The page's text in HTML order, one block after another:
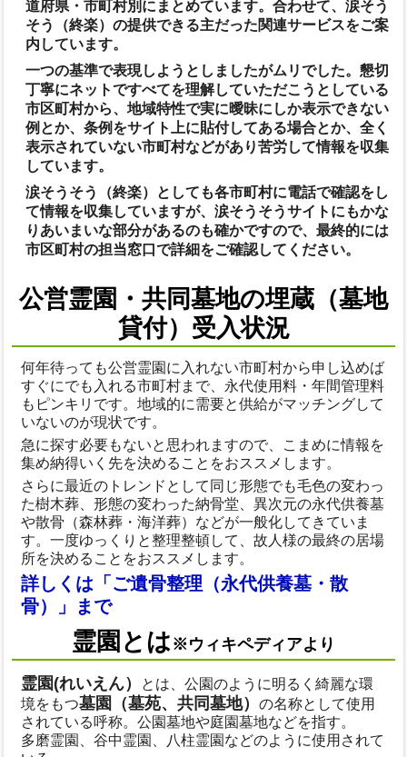
道府県・市町村別にまとめています。合わせて、涙そう
そう（終楽）の提供できる主だった関連サービスをご案
内しています。
一つの基準で表現しようとしましたがムリでした。懇切
丁寧にネットですべてを理解していただこうとしている
市区町村から、地域特性で実に曖昧にしか表示できない
例とか、条例をサイト上に貼付してある場合とか、全く
表示されていない市町村などがあり苦労して情報を収集
しています。
涙そうそう（終楽）としても各市町村に電話で確認をし
て情報を収集していますが、涙そうそうサイトにもかな
りあいまいな部分があるのも確かですので、最終的には
市区町村の担当窓口で詳細をご確認してください。
公営霊園・共同墓地の埋蔵（墓地
貸付）受入状況
何年待っても公営霊園に入れない市町村から申し込めば
すぐにでも入れる市町村まで、永代使用料・年間管理料
もピンキリです。地域的に需要と供給がマッチングして
いないのが現状です。
急に探す必要もないと思われますので、こまめに情報を
集め納得いく先を決めることをおススメします。
さらに最近のトレンドとして同じ形態でも毛色の変わっ
た樹木葬、形態の変わった納骨堂、異次元の永代供養墓
や散骨（森林葬・海洋葬）などが一般化してきていま
す。一度ゆっくりと整理整頓して、故人様の最終の居場
所を決めることをおススメします。
詳しくは「ご遺骨整理（永代供養墓・散
骨）」まで
霊園とは※ウィキペディアより
霊園(れいえん）
とは、公園のように明るく綺麗な環
境をもつ墓園（墓苑、共同墓地）の名称として使用
されている呼称。公園墓地や庭園墓地などを指す。
多磨霊園、谷中霊園、八柱霊園などのように使用されて